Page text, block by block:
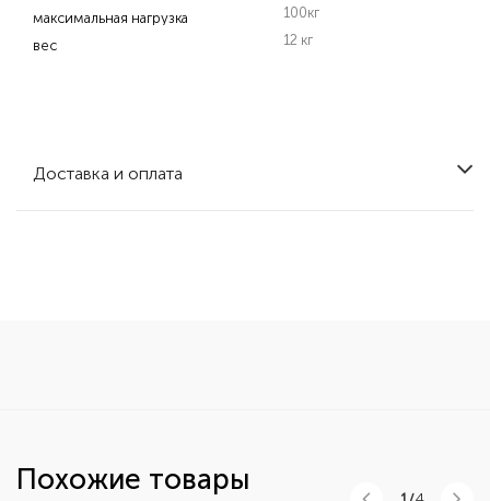
максимальная нагрузка
100кг
вес
12 кг
Доставка и оплата
Похожие товары